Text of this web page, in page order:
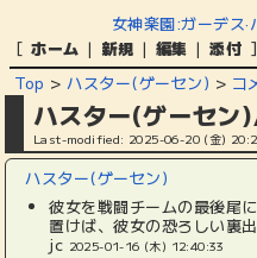
女神楽園:ガーデス
[ ホーム | 新規 | 編集 | 添付 ]
Top >ハスター(ゲーセン) > コ
ハスター(ゲーセン
Last-modified: 2025-06-20 (金)
ハスター(ゲーセン)
彼女を戦闘チームの最後尾
置けば、彼女の恐ろしい裏
jc 2025-01-16 (木) 12:40:33